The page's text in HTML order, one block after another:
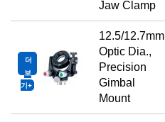
Jaw Clamp
더
보
기
12.5/12.7mm
Optic Dia.,
Precision
Gimbal
Mount